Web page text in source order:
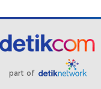
part of